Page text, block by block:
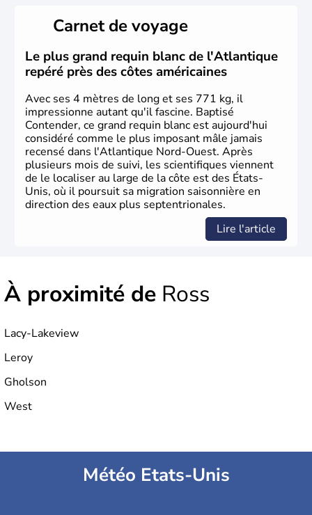
Plusieurs populations se sont succédées avant l'arrivée
des européens, suite à la découverte du continent par
Christophe Colomb en 1492. Les 13 colonies
britanniques proclament la Déclaration d'indépendance
en 1776 et adoptent leur première constitution en 1787.
La conquête de l'Ouest marque ensuite l'entrée dans une
phase de développement intense.
Carnet de voyage
Le plus grand requin blanc de l'Atlantique
repéré près des côtes américaines
Avec ses 4 mètres de long et ses 771 kg, il
impressionne autant qu'il fascine. Baptisé
Contender, ce grand requin blanc est aujourd'hui
considéré comme le plus imposant mâle jamais
recensé dans l'Atlantique Nord-Ouest. Après
plusieurs mois de suivi, les scientifiques viennent
de le localiser au large de la côte est des États-
Unis, où il poursuit sa migration saisonnière en
direction des eaux plus septentrionales.
Lire l'article
À proximité de Ross
Lacy-Lakeview
Leroy
Gholson
West
Météo Etats-Unis